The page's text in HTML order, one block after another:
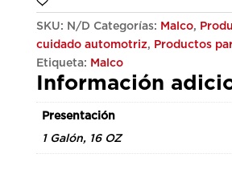
SiO2
cantidad
SKU: N/D Categorías: Malco,
cuidado automotriz, Productos
Etiqueta: Malco
Información
Presentación
1 Galón, 16 OZ